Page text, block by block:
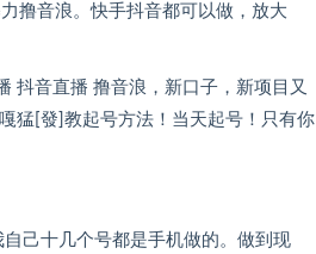
撸音浪。快手抖音都可以做，放大
抖音直播 撸音浪，新口子，新项目又
猛[發]教起号方法！当天起号！只有你
己十几个号都是手机做的。做到现